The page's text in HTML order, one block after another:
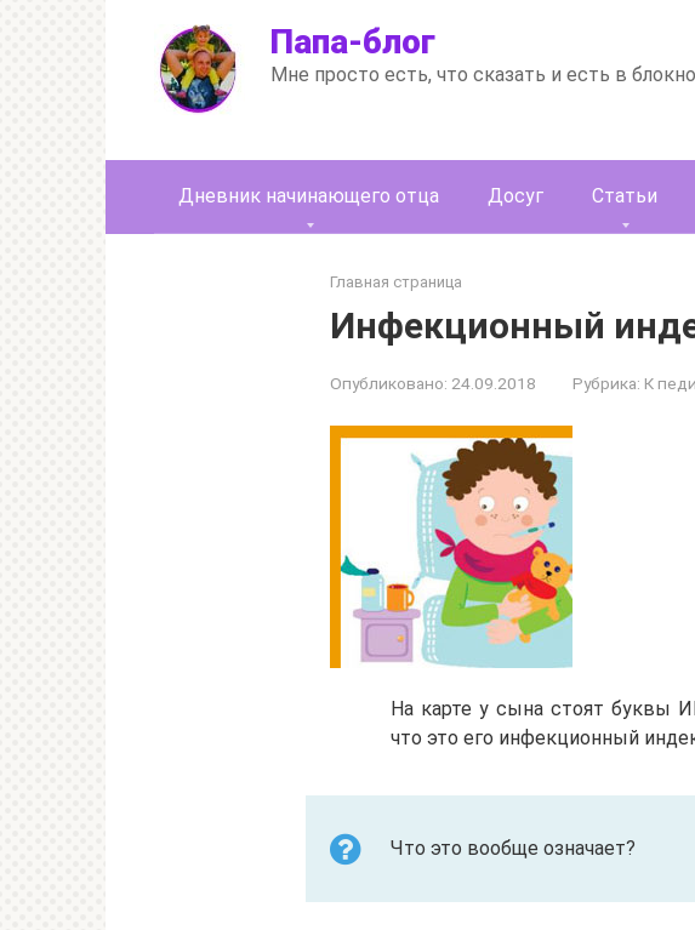
Папа-блог
Мне просто есть, что сказать и есть в
Дневник начинающего отца Досуг Статьи
Главная страница
Инфекционный
Опубликовано: 24.09.2018 Рубрика: К
На карте у сына стоят буквы
что это его инфекционный
Что это вообще означает?